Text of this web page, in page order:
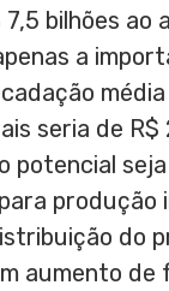
7,5 bilhões ao
a
seria de R$
potencial
produção
do
aumento